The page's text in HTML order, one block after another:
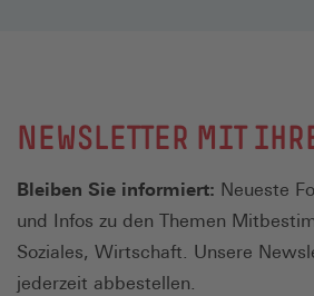
NEWSLETTER MIT
Bleiben Sie informiert: Neueste
und Infos zu den Themen
Soziales, Wirtschaft. Unsere
jederzeit abbestellen.